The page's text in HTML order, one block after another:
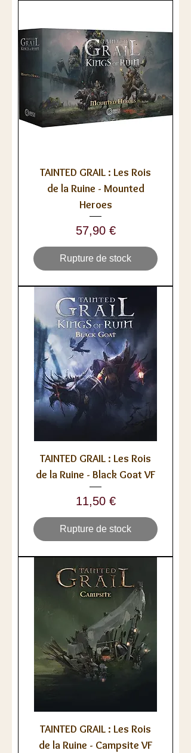
TAINTED GRAIL : Les Rois
de la Ruine - Mounted
Heroes
Prix
57,90 €
Rupture de stock
TAINTED GRAIL : Les Rois
de la Ruine - Black Goat VF
Prix
11,50 €
Rupture de stock
TAINTED GRAIL : Les Rois
de la Ruine - Campsite VF